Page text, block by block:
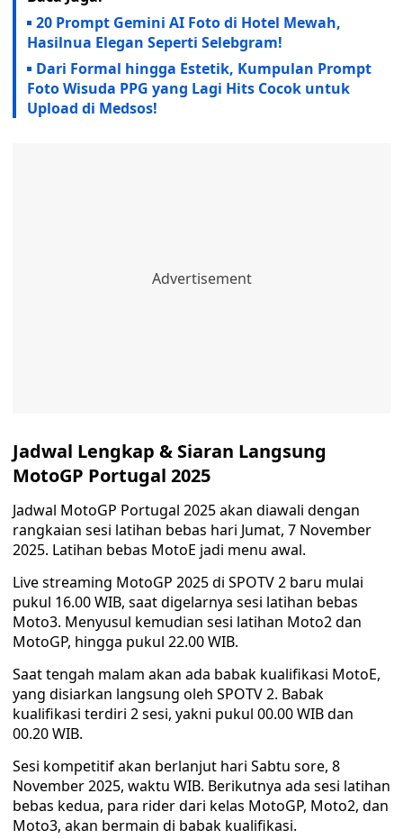
20 Prompt Gemini AI Foto di Hotel Mewah,
Hasilnua Elegan Seperti Selebgram!
Dari Formal hingga Estetik, Kumpulan Prompt
Foto Wisuda PPG yang Lagi Hits Cocok untuk
Upload di Medsos!
Jadwal Lengkap & Siaran Langsung
MotoGP Portugal 2025
Jadwal MotoGP Portugal 2025 akan diawali dengan
rangkaian sesi latihan bebas hari Jumat, 7 November
2025. Latihan bebas MotoE jadi menu awal.
Live streaming MotoGP 2025 di SPOTV 2 baru mulai
pukul 16.00 WIB, saat digelarnya sesi latihan bebas
Moto3. Menyusul kemudian sesi latihan Moto2 dan
MotoGP, hingga pukul 22.00 WIB.
Saat tengah malam akan ada babak kualifikasi MotoE,
yang disiarkan langsung oleh SPOTV 2. Babak
kualifikasi terdiri 2 sesi, yakni pukul 00.00 WIB dan
00.20 WIB.
Sesi kompetitif akan berlanjut hari Sabtu sore, 8
November 2025, waktu WIB. Berikutnya ada sesi latihan
bebas kedua, para rider dari kelas MotoGP, Moto2, dan
Moto3, akan bermain di babak kualifikasi.